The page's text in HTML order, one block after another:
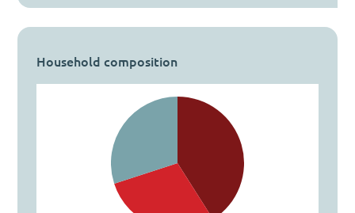
Household composition